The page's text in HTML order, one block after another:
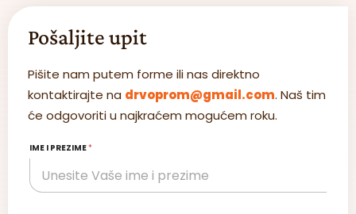
Pošaljite upit
Pišite nam putem forme ili nas direktno
kontaktirajte na drvoprom@gmail.com. Naš tim
će odgovoriti u najkraćem mogućem roku.
IME I PREZIME*